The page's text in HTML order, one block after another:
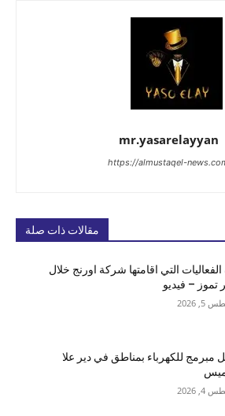
mr.yasarelayyan
https://almustaqel-
مقالات ذات صلة
التي اقامتها شركة اورنج خلال
تموز – فيديو
2026
مبرمج للكهرباء بمناطق في دير علا
2026